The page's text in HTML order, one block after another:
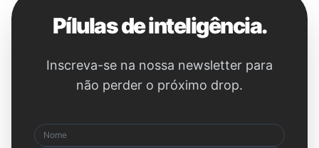
Pílulas de inteligência.
Inscreva-se na nossa newsletter para
não perder o próximo drop.